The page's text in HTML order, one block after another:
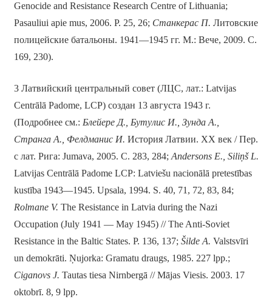
Genocide and Resistance Research Centre of Lithuania;
Pasauliui apie mus, 2006. P. 25, 26; Станкерас П. Литовские
полицейские батальоны. 1941—1945 гг. М.: Вече, 2009. С.
169, 230).
3 Латвийский центральный совет (ЛЦС, лат.: Latvijas
Centrālā Padome, LCP) создан 13 августа 1943 г.
(Подробнее см.: Блейере Д., Бутулис И., Зунда А.,
Странга А., Фелдманис И. История Латвии. ХХ век / Пер.
с лат. Рига: Jumava, 2005. С. 283, 284; Andersons E., SiliņšL.
Latvijas Centrālā Padome LCP: Latviešu nacionālā pretestības
kustība 1943—1945. Upsala, 1994. S. 40, 71, 72, 83, 84;
Rolmane V.The Resistance in Latvia during the Nazi
Occupation (July 1941 — May 1945) // The Anti-Soviet
Resistance in the Baltic States. P. 136, 137; Šilde A. Valstsvīri
un demokrāti. Ņujorka: Gramatu draugs, 1985. 227 lpp.;
Ciganovs J. Tautas tiesa Nirnbergā // Mājas Viesis. 2003. 17
oktobrī. 8, 9 lpp.